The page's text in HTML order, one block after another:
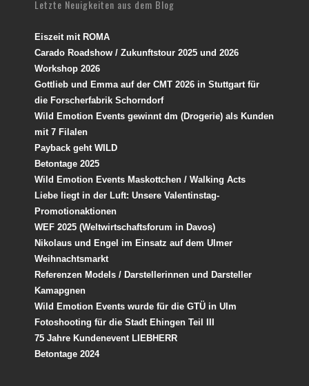
Letzte Neuigkeiten aus dem Blog
Eiszeit mit ROMA
Carado Roadshow / Zukunftstour 2025 und 2026
Workshop 2026
Gottlieb und Emma auf der CMT 2026 in Stuttgart für
die Forscherfabrik Schorndorf
Wild Emotion Events gewinnt dm (Drogerie) als Kunden
mit 7 Filalen
Payback geht WILD
Betontage 2025
Wild Emotion Events Maskottchen / Walking Acts
Liebe liegt in der Luft: Unsere Valentinstag-
Promotionaktionen
WEF 2025 (Weltwirtschaftsforum in Davos)
Nikolaus und Engel im Einsatz auf dem Ulmer
Weihnachtsmarkt
Referenzen Models / Darstellerinnen und Darsteller
Kamapgnen
Wild Emotion Events wurde für die GTÜ in Ulm
Fotoshooting für die Stadt Ehingen Teil III
75 Jahre Kundenevent LIEBHERR
Betontage 2024